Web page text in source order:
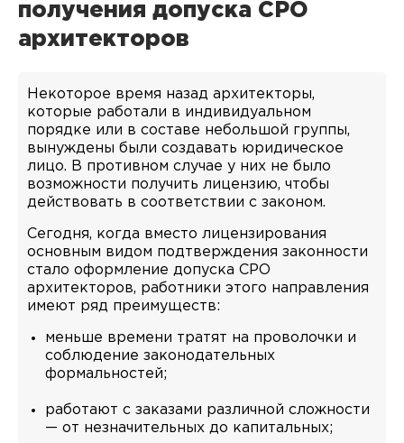
получения допуска СРО
архитекторов
Некоторое время назад архитекторы,
которые работали в индивидуальном
порядке или в составе небольшой группы,
вынуждены были создавать юридическое
лицо. В противном случае у них не было
возможности получить лицензию, чтобы
действовать в соответствии с законом.
Сегодня, когда вместо лицензирования
основным видом подтверждения законности
стало оформление допуска СРО
архитекторов, работники этого направления
имеют ряд преимуществ:
меньше времени тратят на проволочки и
соблюдение законодательных
формальностей;
работают с заказами различной сложности
— от незначительных до капитальных;